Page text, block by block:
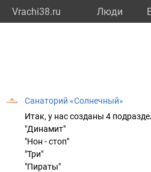
Vrachi38.ru Люди
Санаторий «Солнечный»
Итак, у нас созданы 4
"Динамит"
"Нон - стоп"
"Три"
"Пираты"